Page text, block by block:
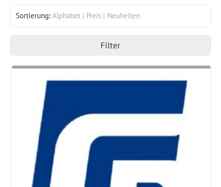
Sortierung: Alphabet Preis Neuheiten
Filter